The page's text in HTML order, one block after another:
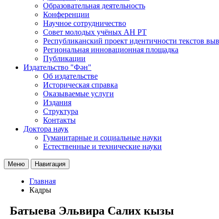
Образовательная деятельность
Конференции
Научное сотрудничество
Совет молодых учёных АН РТ
Республиканский проект идентичности текстов
Региональная инновационная площадка
Публикации
Издательство "Фән"
Об издательстве
Историческая справка
Оказываемые услуги
Издания
Структура
Контакты
Доктора наук
Гуманитарные и социальные науки
Естественные и технические науки
Меню Навигация
Главная
Кадры
Батыева Эльвира Салих кызы